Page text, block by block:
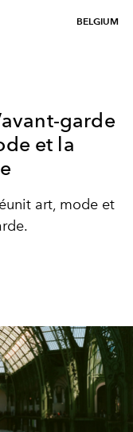
BELGIUM
garde
et la
art, mode et